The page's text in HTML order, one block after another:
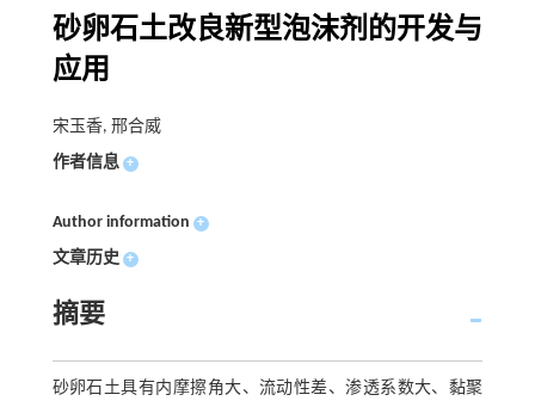
砂卵石土改良新型泡沫剂的开发与
应用
宋玉香, 邢合威
作者信息 +
Author information +
文章历史 +
摘要
砂卵石土具有内摩擦角大、流动性差、渗透系数大、黏聚